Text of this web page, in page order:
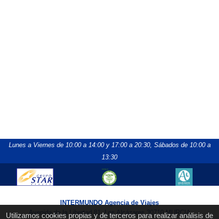
Utilizamos cookies propias y de terceros para realizar análisis de
Lunes a Viernes de 10:00 a 14:00 y 17:00 a 20:30, Sábados de 10:00 a
13:30
INTERMUNDO Agencia de Viajes
Avenida de la Libertad 81, Los Alcázares 30710 MURCIA